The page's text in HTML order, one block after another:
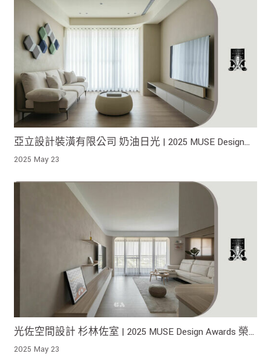
亞立設計裝潢有限公司 奶油日光 | 2025 MUSE Design
Awards 榮獲銀獎！
2025 May 23
光佐空間設計 杉林佐室 | 2025 MUSE Design Awards 榮
獲銀獎！
2025 May 23